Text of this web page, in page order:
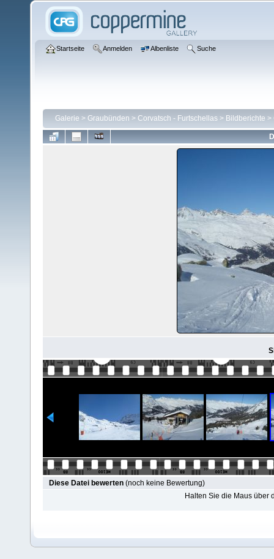
Startseite Anmelden Albenliste Suche
Galerie > Graubünden > Corvatsch - Furtschellas > Bildberichte >
Diese Datei bewerten (noch keine Bewertung)
Halten Sie die Maus über